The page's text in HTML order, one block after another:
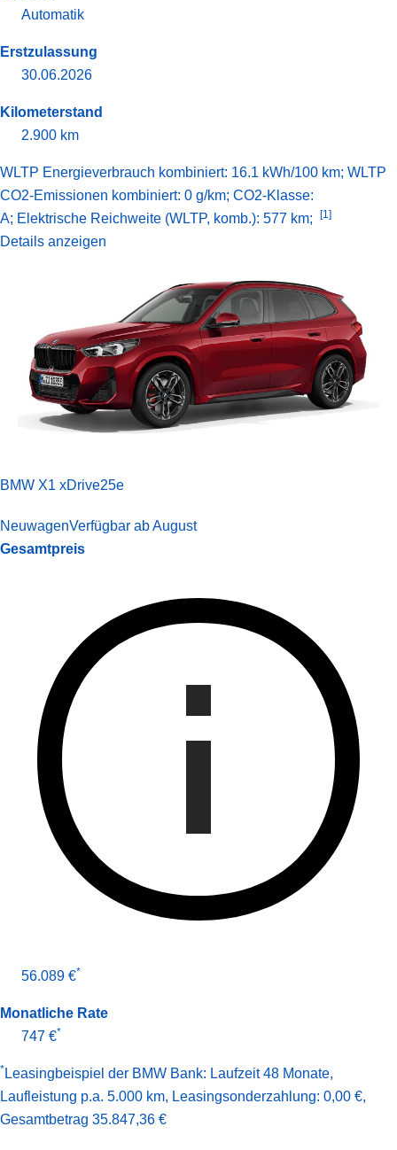
Automatik
Erstzulassung
30.06.2026
Kilometerstand
2.900 km
WLTP Energieverbrauch kombiniert: 16.1 kWh/100 km; WLTP
CO2-Emissionen kombiniert: 0 g/km; CO2-Klasse:
A; Elektrische Reichweite (WLTP, komb.): 577 km; [1]
Details anzeigen
BMW X1 xDrive25e
NeuwagenVerfügbar ab August
Gesamtpreis
56.089 €*
Monatliche Rate
747 €*
* Leasingbeispiel der BMW Bank: Laufzeit 48 Monate,
Laufleistung p.a. 5.000 km, Leasingsonderzahlung: 0,00 €,
Gesamt­betrag 35.847,36 €